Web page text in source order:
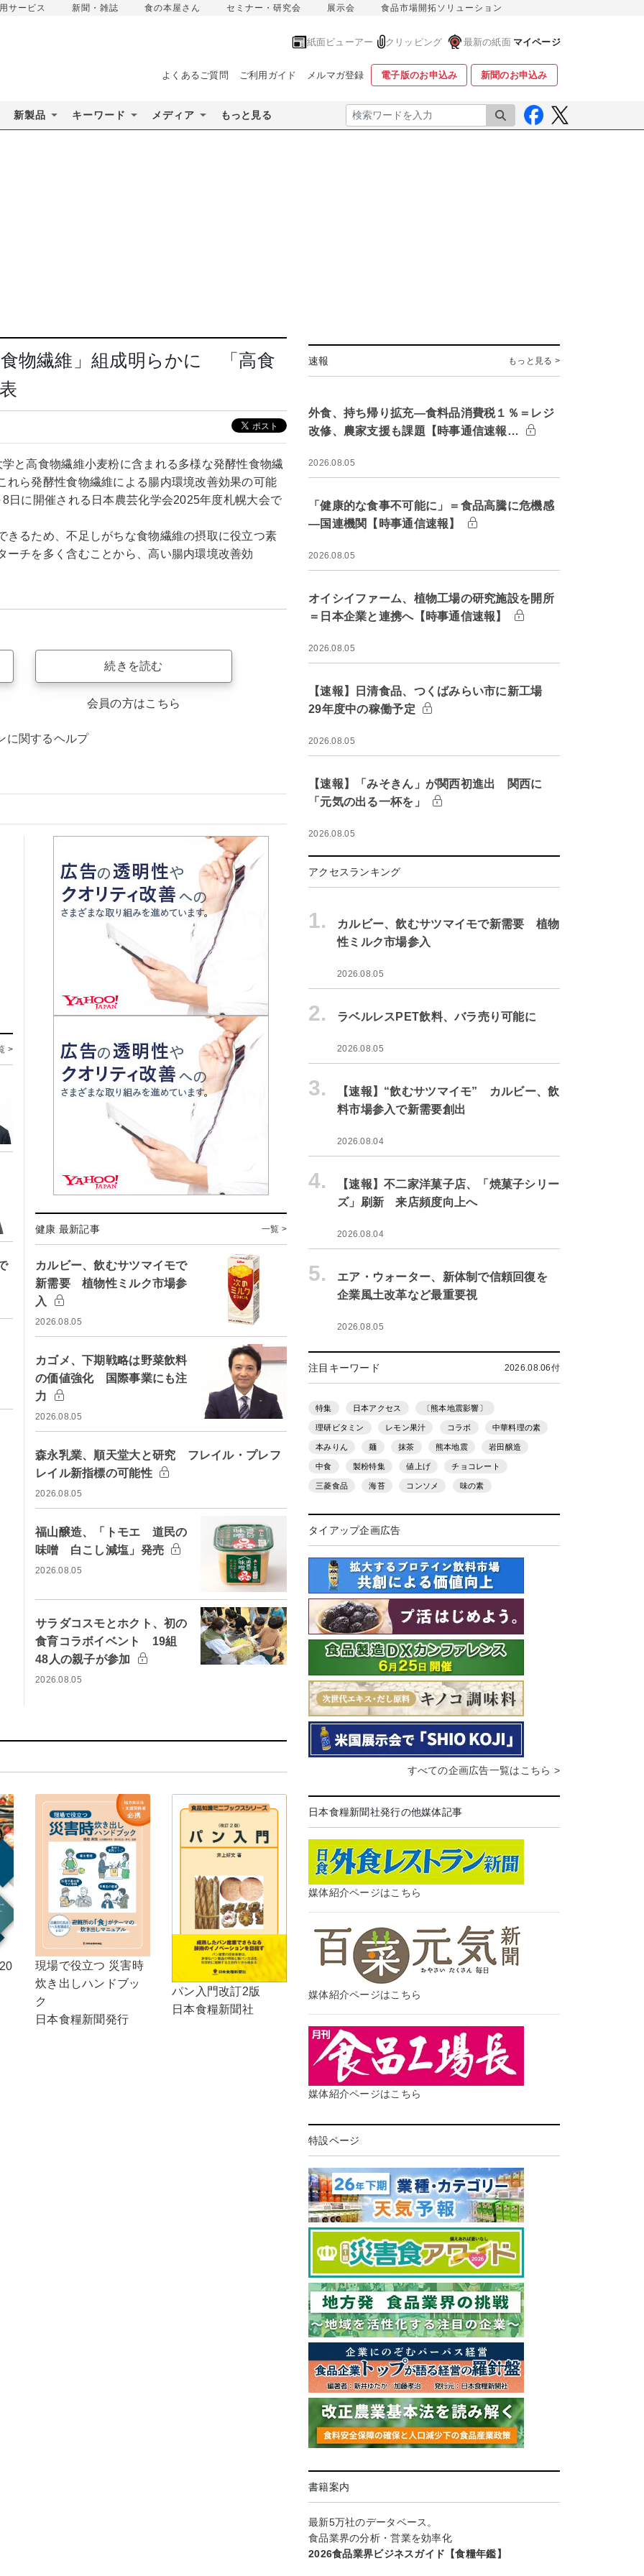
サービス 新聞・雑誌 食の本屋さん セミナー・研究会 展示会 食品市場開拓ソリューション
紙面ビューアー クリッピング 最新の紙面 マイページ
よくあるご質問 ご利用ガイド メルマガ登録 電子版のお申込み 新聞のお申込み
新製品 キーワード メディア もっと見る 検索
物繊維」組成明らかに 「高食
と高食物繊維小麦粉に含まれる多様な発酵性食物繊
ら発酵性食物繊維による腸内環境改善効果の可能
日に開催される日本農芸化学会2025年度札幌大会で
るため、不足しがちな食物繊維の摂取に役立つ素
チを多く含むことから、高い腸内環境改善効
続きを読む
会員の方はこちら
に関するヘルプ
>
健康 最新記事 一覧 >
カルビー、飲むサツマイモで
新需要 植物性ミルク市場参
入
2026.08.05
カゴメ、下期戦略は野菜飲料
の価値強化 国際事業にも注
力
2026.08.05
森永乳業、順天堂大と研究 フレイル・プレフ
レイル新指標の可能性
2026.08.05
福山醸造、「トモエ 道民の
味噌 白こし減塩」発売
2026.08.05
サラダコスモとホクト、初の
食育コラボイベント 19組
48人の親子が参加
2026.08.05
現場で役立つ 災害時
炊き出しハンドブッ
ク
日本食糧新聞発行
パン入門改訂2版
日本食糧新聞社
速報 もっと見る >
外食、持ち帰り拡充―食料品消費税１％＝レジ
改修、農家支援も課題【時事通信速報…
2026.08.05
「健康的な食事不可能に」＝食品高騰に危機感
―国連機関【時事通信速報】
2026.08.05
オイシイファーム、植物工場の研究施設を開所
＝日本企業と連携へ【時事通信速報】
2026.08.05
【速報】日清食品、つくばみらい市に新工場
29年度中の稼働予定
2026.08.05
【速報】「みそきん」が関西初進出 関西に
「元気の出る一杯を」
2026.08.05
アクセスランキング
1.
カルビー、飲むサツマイモで新需要 植物
性ミルク市場参入
2026.08.05
2. ラベルレスPET飲料、バラ売り可能に
2026.08.05
3.
【速報】“飲むサツマイモ” カルビー、飲
料市場参入で新需要創出
2026.08.04
4.
【速報】不二家洋菓子店、「焼菓子シリー
ズ」刷新 来店頻度向上へ
2026.08.04
5.
エア・ウォーター、新体制で信頼回復を
企業風土改革など最重要視
2026.08.05
注目キーワード 2026.08.06付
特集 日本アクセス 〔熊本地震影響〕
理研ビタミン レモン果汁 コラボ 中華料理の素
本みりん 麺 抹茶 熊本地震 岩田醸造
中食 製粉特集 値上げ チョコレート
三菱食品 海苔 コンソメ 味の素
タイアップ企画広告
すべての企画広告一覧はこちら >
日本食糧新聞社発行の他媒体記事
媒体紹介ページはこちら
媒体紹介ページはこちら
媒体紹介ページはこちら
特設ページ
書籍案内
最新5万社のデータベース。
食品業界の分析・営業を効率化
2026食品業界ビジネスガイド【食糧年鑑】